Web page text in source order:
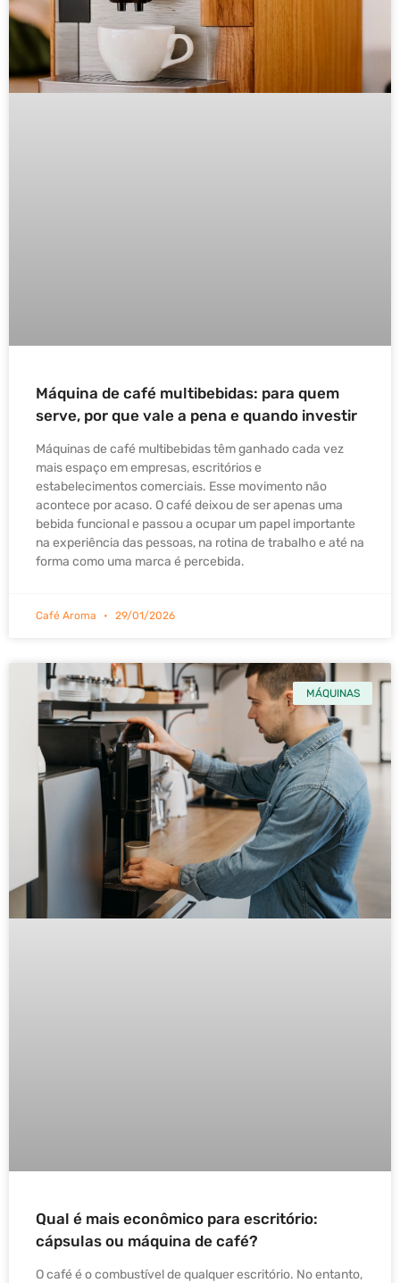
Máquina de café multibebidas: para quem
serve, por que vale a pena e quando investir
Máquinas de café multibebidas têm ganhado cada vez
mais espaço em empresas, escritórios e
estabelecimentos comerciais. Esse movimento não
acontece por acaso. O café deixou de ser apenas uma
bebida funcional e passou a ocupar um papel importante
na experiência das pessoas, na rotina de trabalho e até na
forma como uma marca é percebida.
Café Aroma 29/01/2026
MÁQUINAS
Qual é mais econômico para escritório:
cápsulas ou máquina de café?
O café é o combustível de qualquer escritório. No entanto,